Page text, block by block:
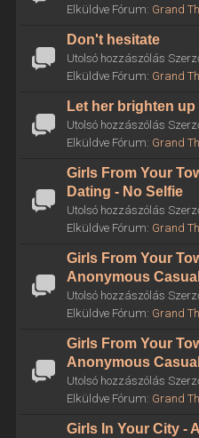
Elküldve Fórum: Grand
Don't hesitate
Utolsó hozzászólás
Elküldve Fórum: Grand
Let her brighten
Utolsó hozzászólás
Elküldve Fórum: Grand
Girls From Your
Dating - No Selfie
Utolsó hozzászólás
Elküldve Fórum: Grand
Girls From Your
Anonymous
Utolsó hozzászólás
Elküldve Fórum: Grand
Girls From Your
Anonymous
Utolsó hozzászólás
Elküldve Fórum: Grand
Girls In Your City -